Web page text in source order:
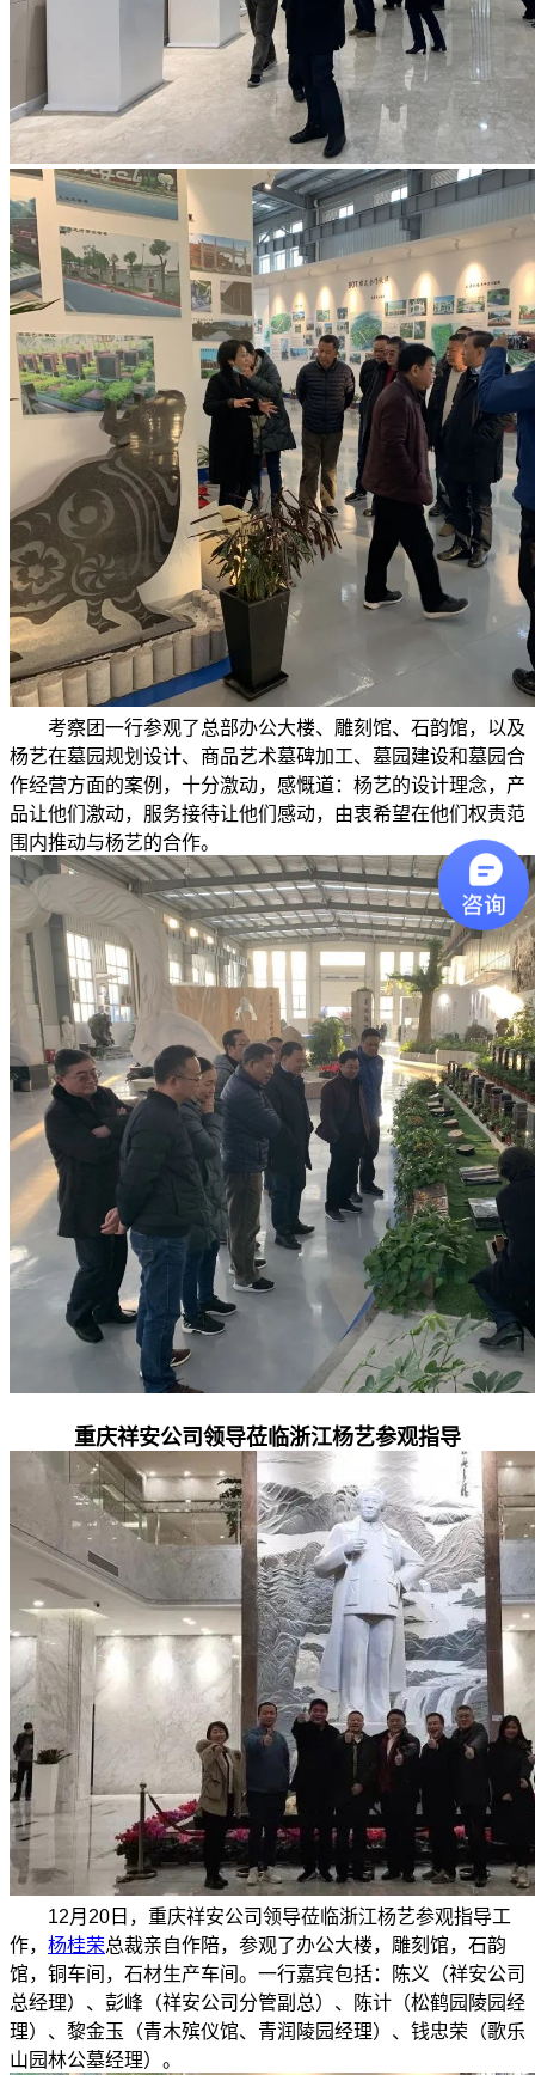
考察团一行参观了总部办公大楼、雕刻馆、石韵馆，以及
杨艺在墓园规划设计、商品艺术墓碑加工、墓园建设和墓园合
作经营方面的案例，十分激动，感慨道：杨艺的设计理念，产
品让他们激动，服务接待让他们感动，由衷希望在他们权责范
围内推动与杨艺的合作。
重庆祥安公司领导莅临浙江杨艺参观指导
12月20日，重庆祥安公司领导莅临浙江杨艺参观指导工
作， 杨桂荣总裁亲自作陪，参观了办公大楼，雕刻馆，石韵
馆，铜车间，石材生产车间。一行嘉宾包括：陈义（祥安公司
总经理）、彭峰（祥安公司分管副总）、陈计（松鹤园陵园经
理）、黎金玉（青木殡仪馆、青润陵园经理）、钱忠荣（歌乐
山园林公墓经理）。